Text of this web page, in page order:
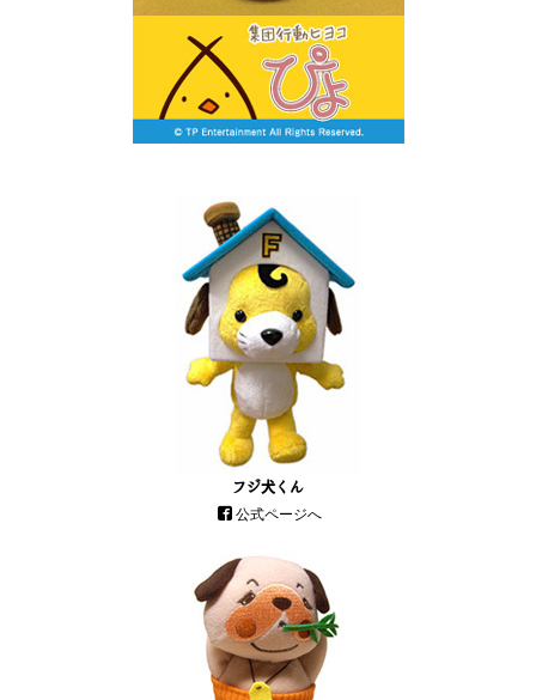
フジ犬くん
公式ページへ